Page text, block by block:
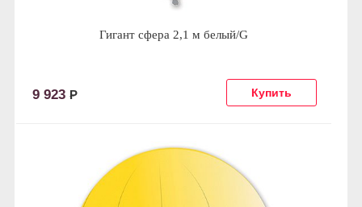
Гигант сфера 2,1 м белый/G
9 923 Р